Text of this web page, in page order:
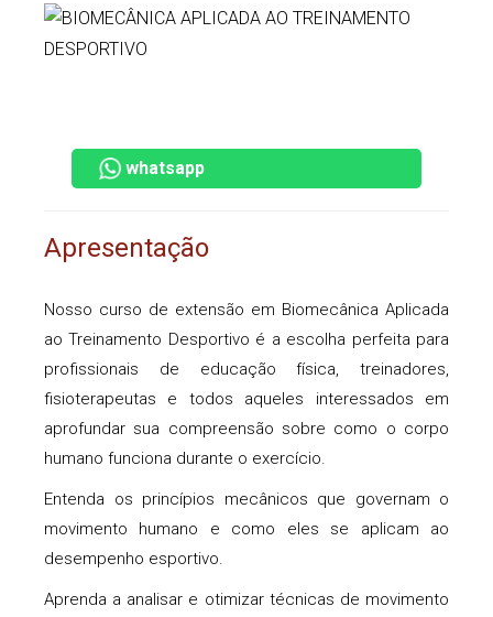
whatsapp
Apresentação
Nosso curso de extensão em Biomecânica Aplicada
ao Treinamento Desportivo é a escolha perfeita para
profissionais de educação física, treinadores,
fisioterapeutas e todos aqueles interessados em
aprofundar sua compreensão sobre como o corpo
humano funciona durante o exercício.
Entenda os princípios mecânicos que governam o
movimento humano e como eles se aplicam ao
desempenho esportivo.
Aprenda a analisar e otimizar técnicas de movimento